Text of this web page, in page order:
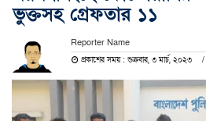
ভুক্তসহ গ্রেফতার ১১
Reporter Name
প্রকাশের সময় : শুক্রবার, ৩ মার্চ, ২০২৩